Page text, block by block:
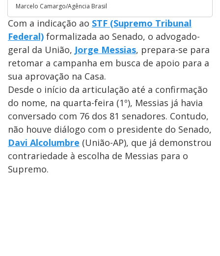
Marcelo Camargo/Agência Brasil
Com a indicação ao STF (Supremo Tribunal
Federal) formalizada ao Senado, o advogado-
geral da União, Jorge Messias, prepara-se para
retomar a campanha em busca de apoio para a
sua aprovação na Casa.
Desde o início da articulação até a confirmação
do nome, na quarta-feira (1º), Messias já havia
conversado com 76 dos 81 senadores. Contudo,
não houve diálogo com o presidente do Senado,
Davi Alcolumbre (União-AP), que já demonstrou
contrariedade à escolha de Messias para o
Supremo.